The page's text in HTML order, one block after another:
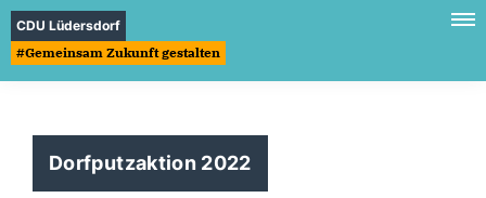
CDU Lüdersdorf
#Gemeinsam Zukunft gestalten
Dorfputzaktion 2022